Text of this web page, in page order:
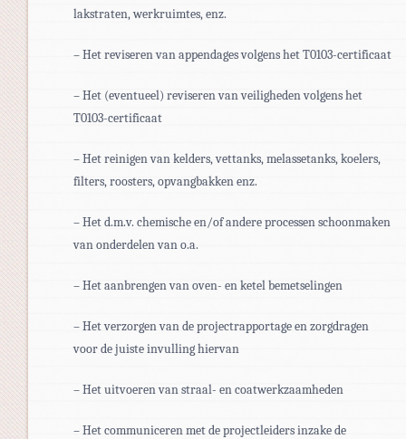
lakstraten, werkruimtes, enz.
– Het reviseren van appendages volgens het T0103-certificaat
– Het (eventueel) reviseren van veiligheden volgens het
T0103-certificaat
– Het reinigen van kelders, vettanks, melassetanks, koelers,
filters, roosters, opvangbakken enz.
– Het d.m.v. chemische en/of andere processen schoonmaken
van onderdelen van o.a.
– Het aanbrengen van oven- en ketel bemetselingen
– Het verzorgen van de projectrapportage en zorgdragen
voor de juiste invulling hiervan
– Het uitvoeren van straal- en coatwerkzaamheden
– Het communiceren met de projectleiders inzake de